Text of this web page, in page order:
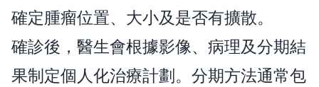
確定腫瘤位置、大小及是否有擴散。
確診後，醫生會根據影像、病理及分期結
果制定個人化治療計劃。分期方法通常包